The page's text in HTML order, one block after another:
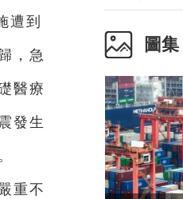
遭到
，急
醫療
發生
重不
圖集